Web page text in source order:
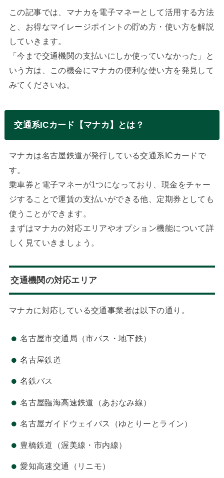
この記事では、マナカを電子マネーとして活用する方法
と、お得なマイレージポイントの貯め方・使い方を解説
していきます。
「今まで交通機関の支払いにしか使っていなかった」と
いう方は、この機会にマナカの便利な使い方を発見して
みてくださいね。
交通系ICカード【マナカ】とは？
マナカは名古屋鉄道が発行している交通系ICカードで
す。
乗車券と電子マネーが1つになっており、現金をチャー
ジすることで運賃の支払いができる他、定期券としても
使うことができます。
まずはマナカの対応エリアやオプション機能について詳
しく見ていきましょう。
交通機関の対応エリア
マナカに対応している交通事業者は以下の通り。
名古屋市交通局（市バス・地下鉄）
名古屋鉄道
名鉄バス
名古屋臨海高速鉄道（あおなみ線）
名古屋ガイドウェイバス（ゆとりーとライン）
豊橋鉄道（渥美線・市内線）
愛知高速交通（リニモ）